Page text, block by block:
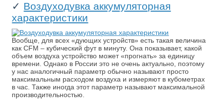
✓ Воздуходувка аккумуляторная
характеристики
Вообще, для всех «дующих устройств» есть такая величина
как CFM – кубический фут в минуту. Она показывает, какой
объем воздуха устройство может «прогнать» за единицу
времени. Однако в России это не очень актуально, поэтому
у нас аналогичный параметр обычно называют просто
максимальным расходом воздуха и измеряют в кубометрах
в час. Также иногда этот параметр называют максимальной
производительностью.